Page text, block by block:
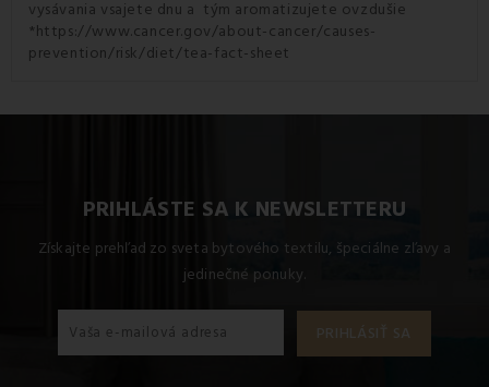
vysávania vsajete dnu a tým aromatizujete ovzdušie
*https://www.cancer.gov/about-cancer/causes-
prevention/risk/diet/tea-fact-sheet
PRIHLÁSTE SA K NEWSLETTERU
Získajte prehľad zo sveta bytového textilu, špeciálne zľavy a
jedinečné ponuky.